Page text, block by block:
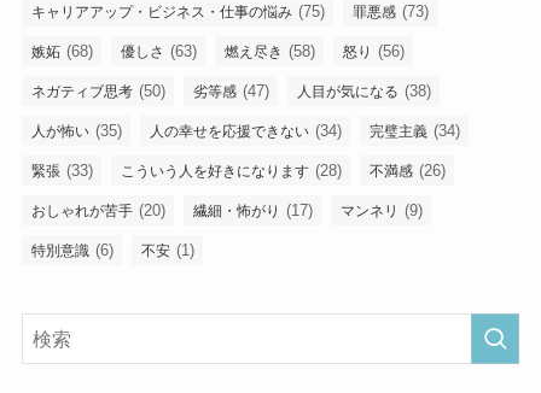
キャリアアップ・ビジネス・仕事の悩み (75) 罪悪感 (73)
嫉妬 (68) 優しさ (63) 燃え尽き (58) 怒り (56)
ネガティブ思考 (50) 劣等感 (47) 人目が気になる (38)
人が怖い (35) 人の幸せを応援できない (34) 完璧主義 (34)
緊張 (33) こういう人を好きになります (28) 不満感 (26)
おしゃれが苦手 (20) 繊細・怖がり (17) マンネリ (9)
特別意識 (6) 不安 (1)